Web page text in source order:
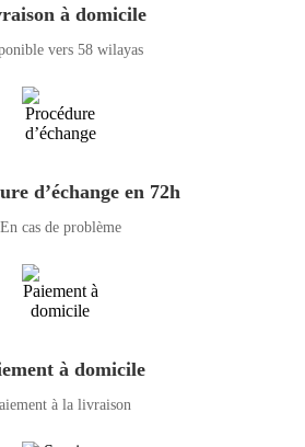
à domicile
vers 58 wilayas
d’échange en 72h
En cas de problème
à domicile
à la livraison